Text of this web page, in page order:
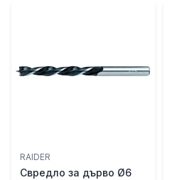
RAIDER
Свредло за дърво Ø6